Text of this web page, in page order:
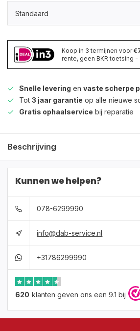
Standaard
Koop in 3 termijnen voor
rente, geen BKR toetsing -
Snelle levering en vaste scherpe
Tot 3 jaar garantie op alle nieuwe
Gratis ophaalservice bij reparatie
Beschrijving
Kunnen we helpen?
078-6299990
info@dab-service.nl
+31786299990
620 klanten geven ons een 9.1 bij